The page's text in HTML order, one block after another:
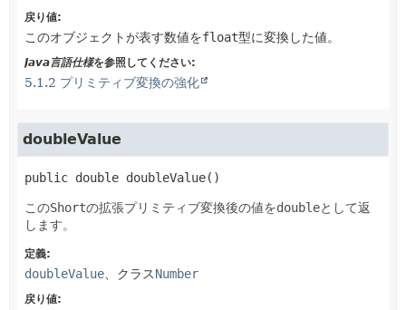
戻り値:
このオブジェクトが表す数値をfloat型に変換した値。
Java言語仕様を参照してください:
5.1.2 プリミティブ変換の強化
doubleValue
public double doubleValue()
このShortの拡張プリミティブ変換後の値をdoubleとして返
します。
定義:
doubleValue 、クラスNumber
戻り値: